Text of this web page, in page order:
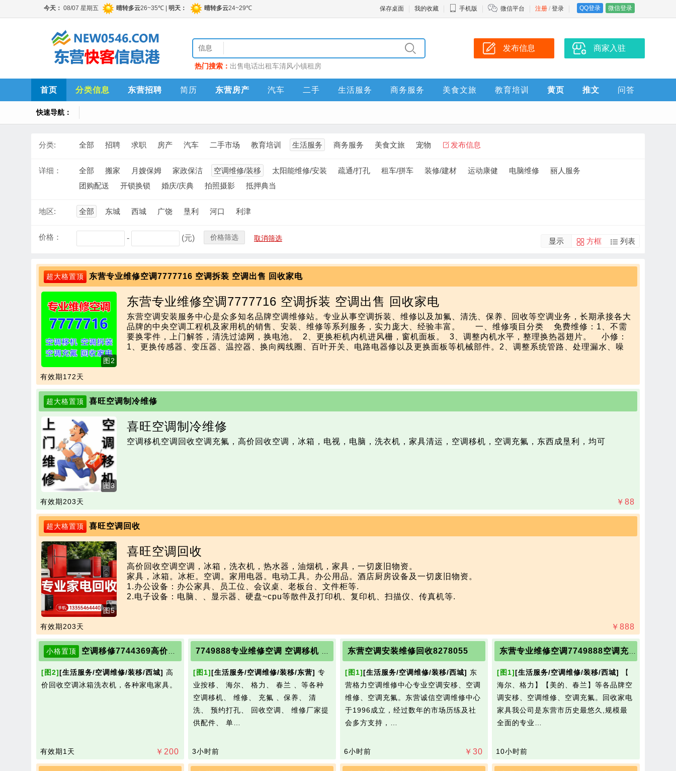
注册 / 登录 QQ登录 微信登录
保存桌面 我的收藏 手机版 微信平台
信息
热门搜索： 出售电话出租车清风小镇租房
发布信息 商家入驻
首页 分类信息 东营招聘 简历 东营房产 汽车 二手 生活服务 商务服务 美食文旅 教育培训 黄页 推文 问答
快速导航：
分类: 全部 招聘 求职 房产 汽车 二手市场 教育培训 生活服务 商务服务 美食文旅 宠物 发布信息
详细： 全部 搬家 月嫂保姆 家政保洁 空调维修/装移 太阳能维修/安装 疏通/打孔 租车/拼车 装修/建材 运动康健 电脑维修
丽人服务
团购配送
开锁换锁 婚庆/庆典 拍照摄影 抵押典当
地区: 全部 东城 西城 广饶 垦利 河口 利津
价格： - (元) 价格筛选 取消筛选 显示 方框 列表
超大格置顶 东营专业维修空调7777716 空调拆装 空调出售 回收家电
图2
东营专业维修空调7777716 空调拆装 空调出售 回收家电
东营空调安装服务中心是众多知名品牌空调维修站。专业从事空调拆装、维修以及加氟、清洗、保养、回收等空调业务，长期承接各大
品牌的中央空调工程机及家用机的销售、安装、维修等系列服务，实力庞大、经验丰富。      一、维修项目分类    免费维修：1、不需
要换零件，上门解答，清洗过滤网，换电池。  2、更换柜机内机进风栅，窗机面板。  3、调整内机水平，整理换热器翅片。    小修：
1、更换传感器、变压器、温控器、换向阀线圈、百叶开关、电路电器修以及更换面板等机械部件。2、调整系统管路、处理漏水、噪
有效期172天
超大格置顶 喜旺空调制冷维修
图3
喜旺空调制冷维修
空调移机空调回收空调充氟，高价回收空调，冰箱，电视，电脑，洗衣机，家具清运，空调移机，空调充氟，东西成垦利，均可
￥ 88
有效期203天
超大格置顶 喜旺空调回收
图5
喜旺空调回收
高价回收空调空调，冰箱，洗衣机，热水器，油烟机，家具，一切废旧物资。
家具，冰箱。冰柜。空调。家用电器。电动工具。办公用品。酒店厨房设备及一切废旧物资。
1.办公设备：办公家具、员工位、会议桌、老板台、文件柜等.
2.电子设备：电脑、、显示器、硬盘~cpu等散件及打印机、复印机、扫描仪、传真机等.
￥ 888
有效期203天
小格置顶 空调移修7744369高价回收空调，各种家电等。
[图2][生活服务/空调维修/装移/西城] 高
价回收空调冰箱洗衣机，各种家电家具。
￥ 200
有效期1天
[图1][生活服务/空调维修/装移/东营] 专
业按移、 海尔、 格力、 春兰 、等各种
空调移机、 维修、 充氟 、保养、 清
洗、 预约打孔、 回收空调、 维修厂家提
供配件、 单…
3小时前
东营空调安装维修回收8278055
[图1][生活服务/空调维修/装移/西城] 东
营格力空调维修中心专业空调安移、空调
维修、空调充氟。东营诚信空调维修中心
于1996成立，经过数年的市场历练及社
会多方支持，…
￥ 30
6小时前
[图1][生活服务/空调维修/装移/西城]
【
海尔、格力】【美的、春兰】等各品牌空
调安移、空调维修、空调充氟。回收家电
家具我公司是东营市历史最悠久,规模最
全面的专业…
10小时前